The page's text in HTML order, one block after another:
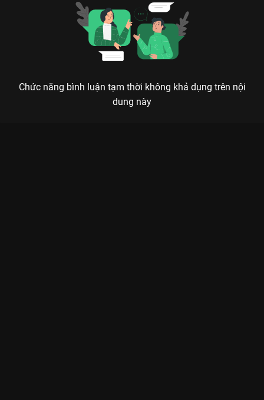
Chức năng bình luận tạm thời không khả dụng trên nội
dung này